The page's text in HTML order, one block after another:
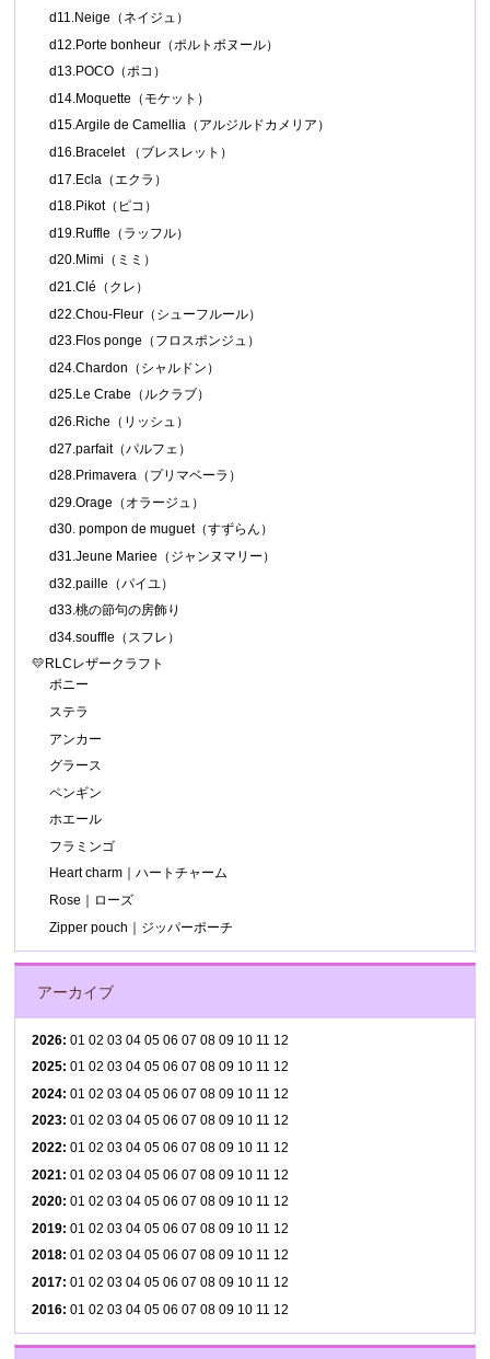
d11.Neige（ネイジュ）
d12.Porte bonheur（ポルトボヌール）
d13.POCO（ポコ）
d14.Moquette（モケット）
d15.Argile de Camellia（アルジルドカメリア）
d16.Bracelet （ブレスレット）
d17.Ecla（エクラ）
d18.Pikot（ピコ）
d19.Ruffle（ラッフル）
d20.Mimi（ミミ）
d21.Clé（クレ）
d22.Chou-Fleur（シューフルール）
d23.Flos ponge（フロスポンジュ）
d24.Chardon（シャルドン）
d25.Le Crabe（ルクラブ）
d26.Riche（リッシュ）
d27.parfait（パルフェ）
d28.Primavera（プリマベーラ）
d29.Orage（オラージュ）
d30. pompon de muguet（すずらん）
d31.Jeune Mariee（ジャンヌマリー）
d32.paille（パイユ）
d33.桃の節句の房飾り
d34.souffle（スフレ）
💛RLCレザークラフト
ポニー
ステラ
アンカー
グラース
ペンギン
ホエール
フラミンゴ
Heart charm｜ハートチャーム
Rose｜ローズ
Zipper pouch｜ジッパーポーチ
アーカイブ
2026:01 02 03 04 05 06 07 08 09 10 11 12
2025:01 02 03 04 05 06 07 08 09 10 11 12
2024:01 02 03 04 05 06 07 08 09 10 11 12
2023:01 02 03 04 05 06 07 08 09 10 11 12
2022:01 02 03 04 05 06 07 08 09 10 11 12
2021:01 02 03 04 05 06 07 08 09 10 11 12
2020:01 02 03 04 05 06 07 08 09 10 11 12
2019:01 02 03 04 05 06 07 08 09 10 11 12
2018:01 02 03 04 05 06 07 08 09 10 11 12
2017:01 02 03 04 05 06 07 08 09 10 11 12
2016:01 02 03 04 05 06 07 08 09 10 11 12